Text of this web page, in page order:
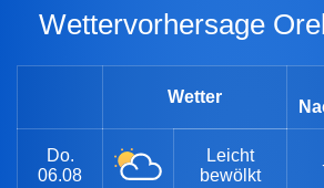
Wettervorhersage
Wetter
Do.
06.08
Leicht
bewölkt